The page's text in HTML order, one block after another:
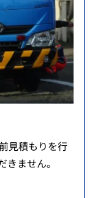
見積もりを行
ません。